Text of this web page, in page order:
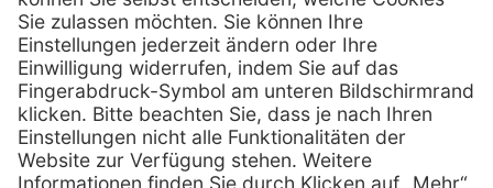
Serviceversprechen
Sprechstundenbedarf
Retoure anmelden
FAQs
Kontakt
Lob & Kritik
Zertifikat Rechtliches
Impressum